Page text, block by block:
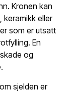
Kronen kan
keramikk eller
som er utsatt
En
og
sjelden er